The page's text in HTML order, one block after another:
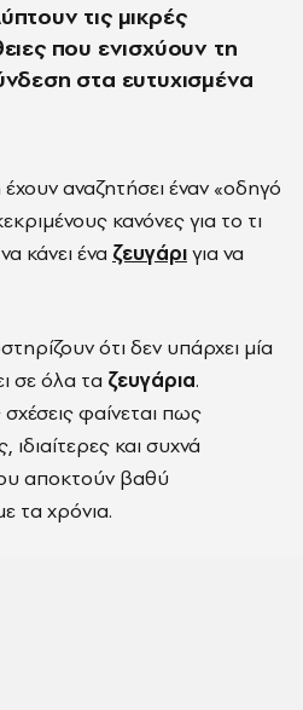
τις μικρές
που ενισχύουν τη
στα ευτυχισμένα
έχουν αναζητήσει έναν «οδηγό
κανόνες για το τι
κάνει ένα ζευγάριγια να
ότι δεν υπάρχει μία
σε όλα τα ζευγάρια.
σχέσεις φαίνεται πως
ιδιαίτερες και συχνά
αποκτούν βαθύ
τα χρόνια.